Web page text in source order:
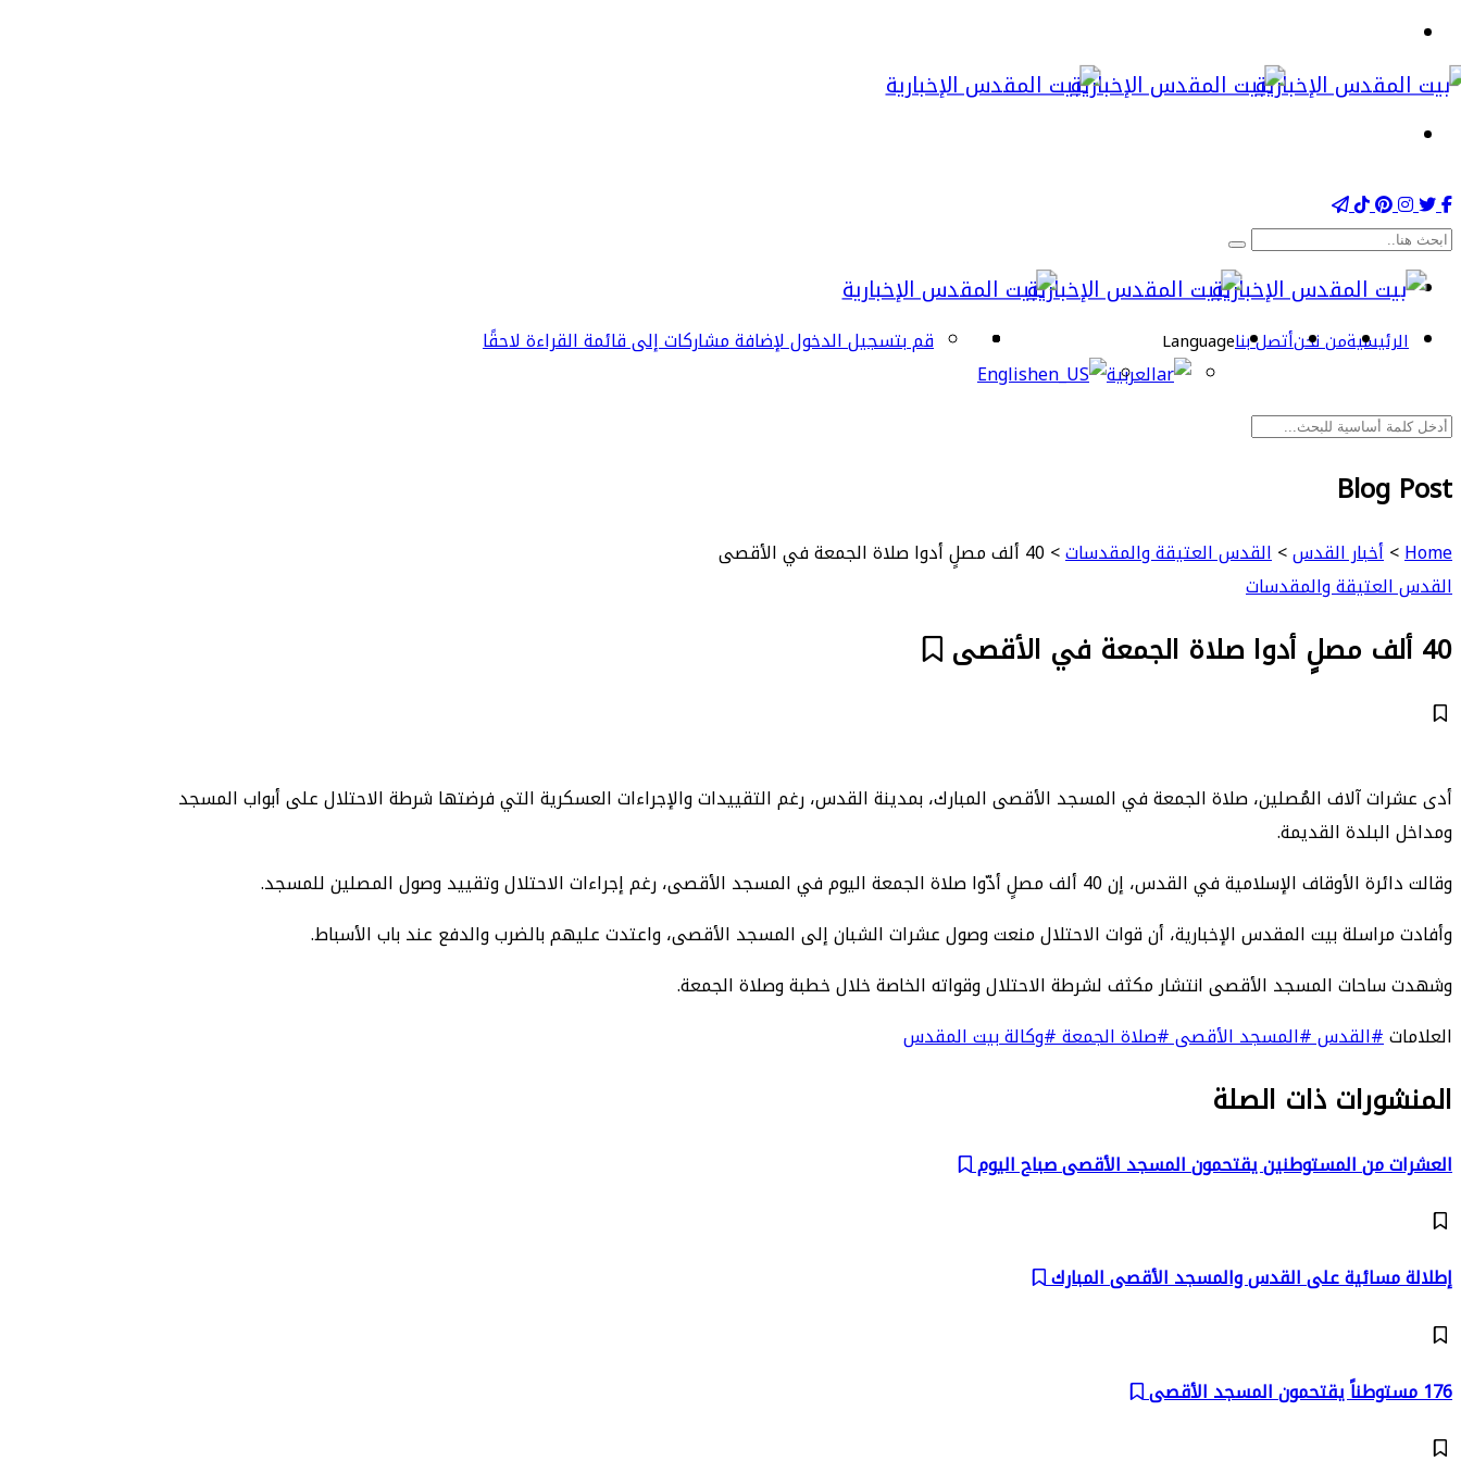
الرئيسيةمن نحنأتصل بناLanguage
العربية English
قم بتسجيل الدخول لإضافة مشاركات إلى قائمة القراءة لاحقًا
Blog Post
Home
>أخبار القدس>القدس العتيقة والمقدسات>40 ألف مصلٍ أدوا صلاة الجمعة في الأقصى
القدس العتيقة والمقدسات
40 ألف مصلٍ أدوا صلاة الجمعة في الأقصى
أدى عشرات آلاف المُصلين، صلاة الجمعة في المسجد الأقصى المبارك، بمدينة القدس، رغم التقييدات والإجراءات العسكرية التي فرضتها شرطة الاحتلال على أبواب المسجد
ومداخل البلدة القديمة.
وقالت دائرة الأوقاف الإسلامية في القدس، إن 40 ألف مصلٍ أدّوا صلاة الجمعة اليوم في المسجد الأقصى، رغم إجراءات الاحتلال وتقييد وصول المصلين للمسجد.
وأفادت مراسلة بيت المقدس الإخبارية، أن قوات الاحتلال منعت وصول عشرات الشبان إلى المسجد الأقصى، واعتدت عليهم بالضرب والدفع عند باب الأسباط.
وشهدت ساحات المسجد الأقصى انتشار مكثف لشرطة الاحتلال وقواته الخاصة خلال خطبة وصلاة الجمعة.
العلامات#القدس#المسجد الأقصى#صلاة الجمعة#وكالة بيت المقدس
المنشورات ذات الصلة
العشرات من المستوطنين يقتحمون المسجد الأقصى صباح اليوم
إطلالة مسائية على القدس والمسجد الأقصى المبارك
176 مستوطناً يقتحمون المسجد الأقصى